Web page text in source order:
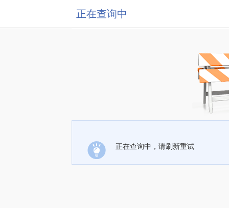
正在查询中
正在查询中，请刷新重试